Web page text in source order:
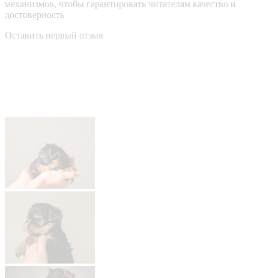
механизмов, чтобы гарантировать читателям качество и
достоверность
Оставить первый отзыв